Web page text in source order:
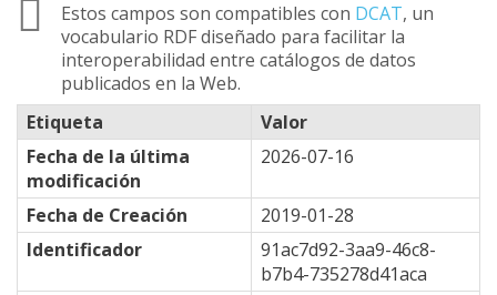
Estos campos son compatibles con DCAT, un
vocabulario RDF diseñado para facilitar la
interoperabilidad entre catálogos de datos
publicados en la Web.
Etiqueta
Valor
Fecha de la última
modificación
2026-07-16
Fecha de Creación
2019-01-28
Identificador
91ac7d92-3aa9-46c8-
b7b4-735278d41aca